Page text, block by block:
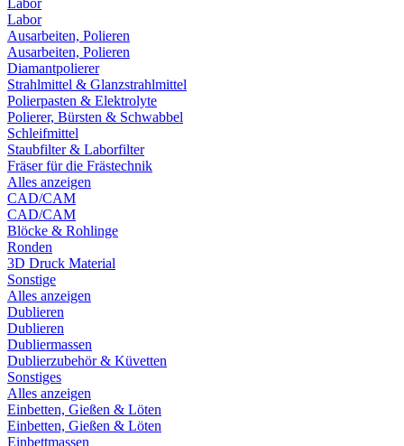
Labor
Labor
Ausarbeiten, Polieren
Ausarbeiten, Polieren
Diamantpolierer
Strahlmittel & Glanzstrahlmittel
Polierpasten & Elektrolyte
Polierer, Bürsten & Schwabbel
Schleifmittel
Staubfilter & Laborfilter
Fräser für die Frästechnik
Alles anzeigen
CAD/CAM
CAD/CAM
Blöcke & Rohlinge
Ronden
3D Druck Material
Sonstige
Alles anzeigen
Dublieren
Dublieren
Dubliermassen
Dublierzubehör & Küvetten
Sonstiges
Alles anzeigen
Einbetten, Gießen & Löten
Einbetten, Gießen & Löten
Einbettmassen